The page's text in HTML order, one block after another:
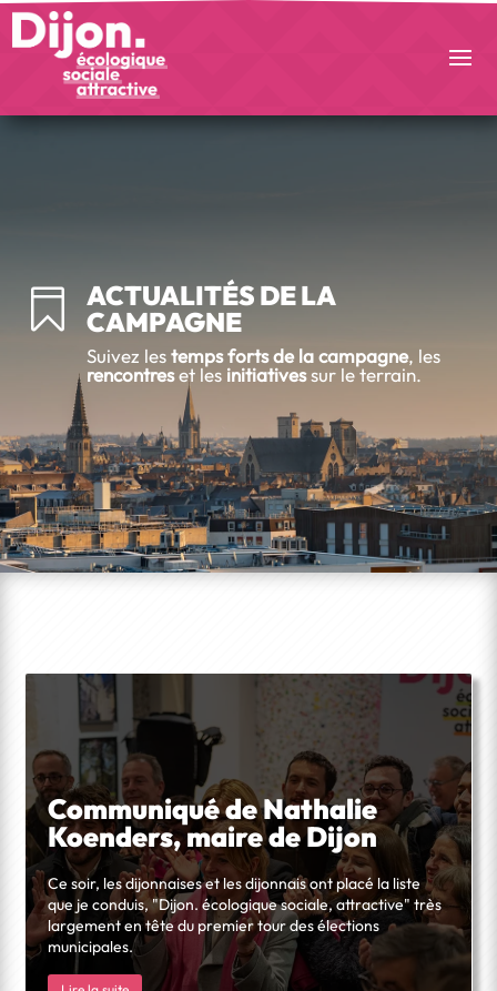

ACTUALITÉS DE LA
CAMPAGNE
Suivez lestemps forts de la campagne, les
rencontreset les initiativessur le terrain.
Communiqué de Nathalie
Koenders, maire de Dijon
Ce soir, les dijonnaises et les dijonnais ont placé la liste
que je conduis, "Dijon. écologique sociale, attractive" très
largement en tête du premier tour des élections
municipales.